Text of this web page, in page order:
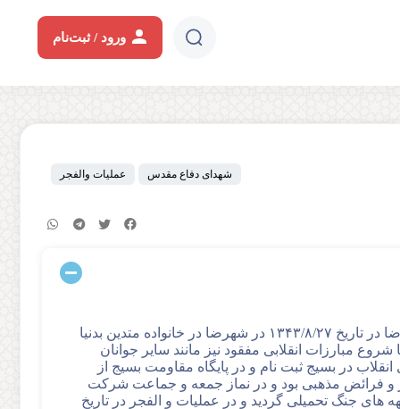
ورود / ثبت‌نام
شهدای دفاع مقدس عملیات والفجر
باسمه تعالی پاسدار شهید مفقود الاثر محمد رضا چوقادی فرند علیرضا در تاریخ ۱۳۴۳/۸/۲۷ در شهرضا در خانواده متدین بدنیا
مبارزات انقلابی مفقود نیز مانند سایر جوانان
در بسیج ثبت نام و در پایگاه مقاومت بسیج از
و فرائض مذهبی بود و در نماز جمعه و جماعت شرکت
های جنگ تحمیلی گردید و در عملیات و الفجر در تاریخ